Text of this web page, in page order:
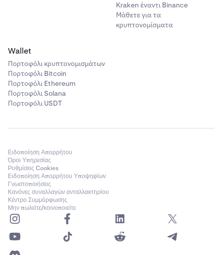
Kraken έναντι Binance
Μάθετε για τα
κρυπτονομίσματα
Wallet
Πορτοφόλι κρυπτονομισμάτων
Πορτοφόλι Bitcoin
Πορτοφόλι Ethereum
Πορτοφόλι Solana
Πορτοφόλι USDT
Ειδοποίηση Απορρήτου
Όροι Υπηρεσίας
Ρυθμίσεις Cookies
Ειδοποίηση Απορρήτου Υποψηφίων
Γνωστοποιήσεις
Κανόνες συναλλαγών ανταλλακτηρίου
Κέντρο Συμμόρφωσης
Μην πωλείτε/κοινοποιείτε